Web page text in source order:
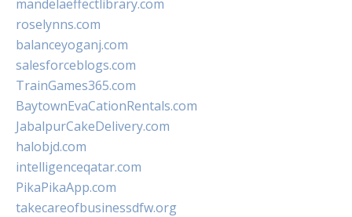
mandelaeffectlibrary.com
roselynns.com
balanceyoganj.com
salesforceblogs.com
TrainGames365.com
BaytownEvaCationRentals.com
JabalpurCakeDelivery.com
halobjd.com
intelligenceqatar.com
PikaPikaApp.com
takecareofbusinessdfw.org